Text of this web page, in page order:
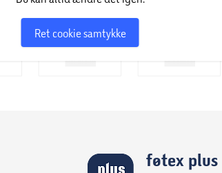
Ret cookie samtykke
føtex plus